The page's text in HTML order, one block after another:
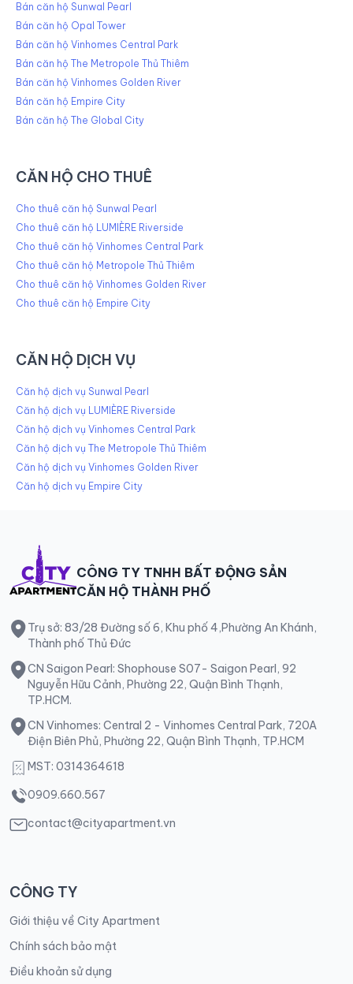
Bán căn hộ Sunwal Pearl
Bán căn hộ Opal Tower
Bán căn hộ Vinhomes Central Park
Bán căn hộ The Metropole Thủ Thiêm
Bán căn hộ Vinhomes Golden River
Bán căn hộ Empire City
Bán căn hộ The Global City
CĂN HỘ CHO THUÊ
Cho thuê căn hộ Sunwal Pearl
Cho thuê căn hộ LUMIÈRE Riverside
Cho thuê căn hộ Vinhomes Central Park
Cho thuê căn hộ Metropole Thủ Thiêm
Cho thuê căn hộ Vinhomes Golden River
Cho thuê căn hộ Empire City
CĂN HỘ DỊCH VỤ
Căn hộ dịch vụ Sunwal Pearl
Căn hộ dịch vụ LUMIÈRE Riverside
Căn hộ dịch vụ Vinhomes Central Park
Căn hộ dịch vụ The Metropole Thủ Thiêm
Căn hộ dịch vụ Vinhomes Golden River
Căn hộ dịch vụ Empire City
CÔNG TY TNHH BẤT ĐỘNG SẢN
CĂN HỘ THÀNH PHỐ
Trụ sở: 83/28 Đường số 6, Khu phố 4,Phường An Khánh,
Thành phố Thủ Đức
CN Saigon Pearl: Shophouse S07- Saigon Pearl, 92
Nguyễn Hữu Cảnh, Phường 22, Quận Bình Thạnh,
TP.HCM.
CN Vinhomes: Central 2 - Vinhomes Central Park, 720A
Điện Biên Phủ, Phường 22, Quận Bình Thạnh, TP.HCM
MST: 0314364618
0909.660.567
contact@cityapartment.vn
CÔNG TY
Giới thiệu về City Apartment
Chính sách bảo mật
Điều khoản sử dụng